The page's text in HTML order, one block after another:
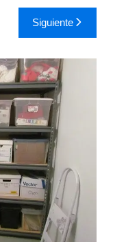
Siguiente